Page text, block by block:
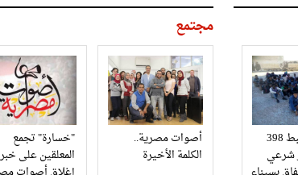
الجيش: ضبط 398
شرعي
مجتمع
أصوات مصرية..
الكلمة الأخيرة
"خسارة" تجمع
المعلقين على خبر